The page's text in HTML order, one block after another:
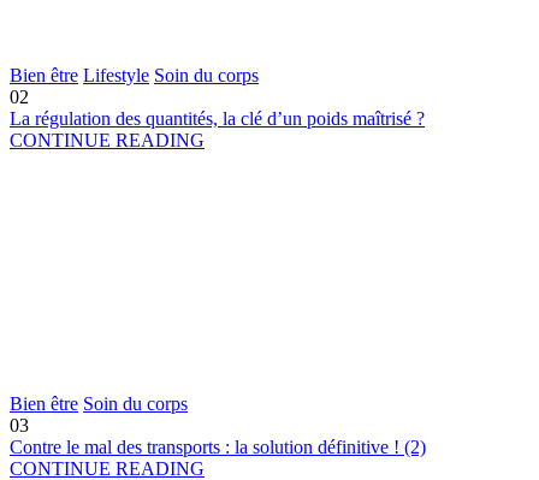
Bien être Lifestyle Soin du corps
02
La régulation des quantités, la clé d’un poids maîtrisé ?
CONTINUE READING
Bien être Soin du corps
03
Contre le mal des transports : la solution définitive ! (2)
CONTINUE READING